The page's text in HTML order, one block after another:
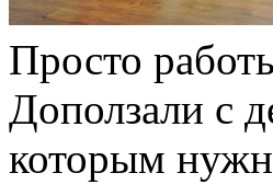
Просто
Доползали с
которым